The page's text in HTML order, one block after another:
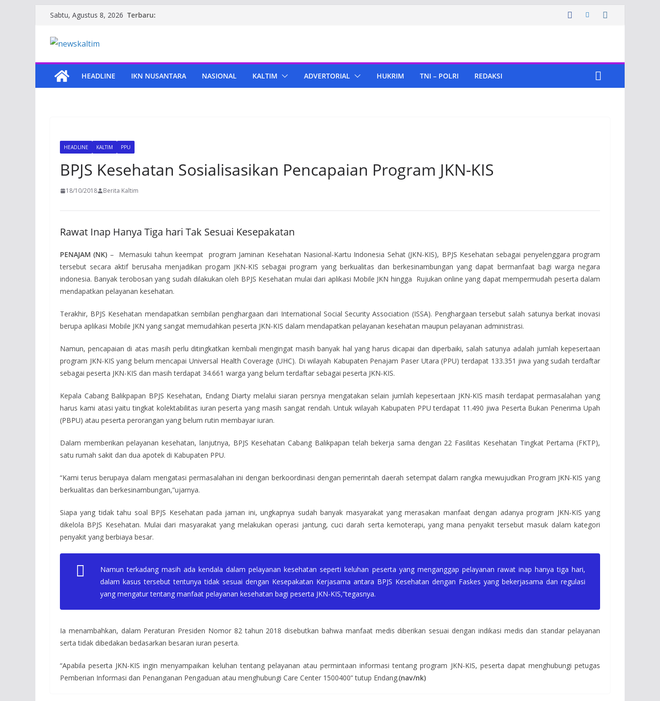
Skip
content
Sabtu, Agustus 8, 2026 Terbaru:
HEADLINE IKN NUSANTARA NASIONAL KALTIM ADVERTORIAL HUKRIM TNI – POLRI REDAKSI
HEADLINE KALTIM PPU
BPJS Kesehatan Sosialisasikan Pencapaian Program JKN-KIS
18/10/2018 Berita Kaltim
Rawat Inap Hanya Tiga hari Tak Sesuai Kesepakatan
PENAJAM (NK) – Memasuki tahun keempat program Jaminan Kesehatan Nasional-Kartu Indonesia Sehat (JKN-KIS), BPJS Kesehatan sebagai penyelenggara program
tersebut secara aktif berusaha menjadikan progam JKN-KIS sebagai program yang berkualitas dan berkesinambungan yang dapat bermanfaat bagi warga negara
indonesia. Banyak terobosan yang sudah dilakukan oleh BPJS Kesehatan mulai dari aplikasi Mobile JKN hingga Rujukan online yang dapat mempermudah peserta dalam
mendapatkan pelayanan kesehatan.
Terakhir, BPJS Kesehatan mendapatkan sembilan penghargaan dari International Social Security Association (ISSA). Penghargaan tersebut salah satunya berkat inovasi
berupa aplikasi Mobile JKN yang sangat memudahkan peserta JKN-KIS dalam mendapatkan pelayanan kesehatan maupun pelayanan administrasi.
Namun, pencapaian di atas masih perlu ditingkatkan kembali mengingat masih banyak hal yang harus dicapai dan diperbaiki, salah satunya adalah jumlah kepesertaan
program JKN-KIS yang belum mencapai Universal Health Coverage (UHC). Di wilayah Kabupaten Penajam Paser Utara (PPU) terdapat 133.351 jiwa yang sudah terdaftar
sebagai peserta JKN-KIS dan masih terdapat 34.661 warga yang belum terdaftar sebagai peserta JKN-KIS.
Kepala Cabang Balikpapan BPJS Kesehatan, Endang Diarty melalui siaran persnya mengatakan selain jumlah kepesertaan JKN-KIS masih terdapat permasalahan yang
harus kami atasi yaitu tingkat kolektabilitas iuran peserta yang masih sangat rendah. Untuk wilayah Kabupaten PPU terdapat 11.490 jiwa Peserta Bukan Penerima Upah
(PBPU) atau peserta perorangan yang belum rutin membayar iuran.
Dalam memberikan pelayanan kesehatan, lanjutnya, BPJS Kesehatan Cabang Balikpapan telah bekerja sama dengan 22 Fasilitas Kesehatan Tingkat Pertama (FKTP),
satu rumah sakit dan dua apotek di Kabupaten PPU.
“Kami terus berupaya dalam mengatasi permasalahan ini dengan berkoordinasi dengan pemerintah daerah setempat dalam rangka mewujudkan Program JKN-KIS yang
berkualitas dan berkesinambungan,”ujarnya.
Siapa yang tidak tahu soal BPJS Kesehatan pada jaman ini, ungkapnya sudah banyak masyarakat yang merasakan manfaat dengan adanya program JKN-KIS yang
dikelola BPJS Kesehatan. Mulai dari masyarakat yang melakukan operasi jantung, cuci darah serta kemoterapi, yang mana penyakit tersebut masuk dalam kategori
penyakit yang berbiaya besar.
Namun terkadang masih ada kendala dalam pelayanan kesehatan seperti keluhan peserta yang menganggap pelayanan rawat inap hanya tiga hari,
dalam kasus tersebut tentunya tidak sesuai dengan Kesepakatan Kerjasama antara BPJS Kesehatan dengan Faskes yang bekerjasama dan regulasi
yang mengatur tentang manfaat pelayanan kesehatan bagi peserta JKN-KIS,”tegasnya.
Ia menambahkan, dalam Peraturan Presiden Nomor 82 tahun 2018 disebutkan bahwa manfaat medis diberikan sesuai dengan indikasi medis dan standar pelayanan
serta tidak dibedakan bedasarkan besaran iuran peserta.
“Apabila peserta JKN-KIS ingin menyampaikan keluhan tentang pelayanan atau permintaan informasi tentang program JKN-KIS, peserta dapat menghubungi petugas
Pemberian Informasi dan Penanganan Pengaduan atau menghubungi Care Center 1500400” tutup Endang.(nav/nk)